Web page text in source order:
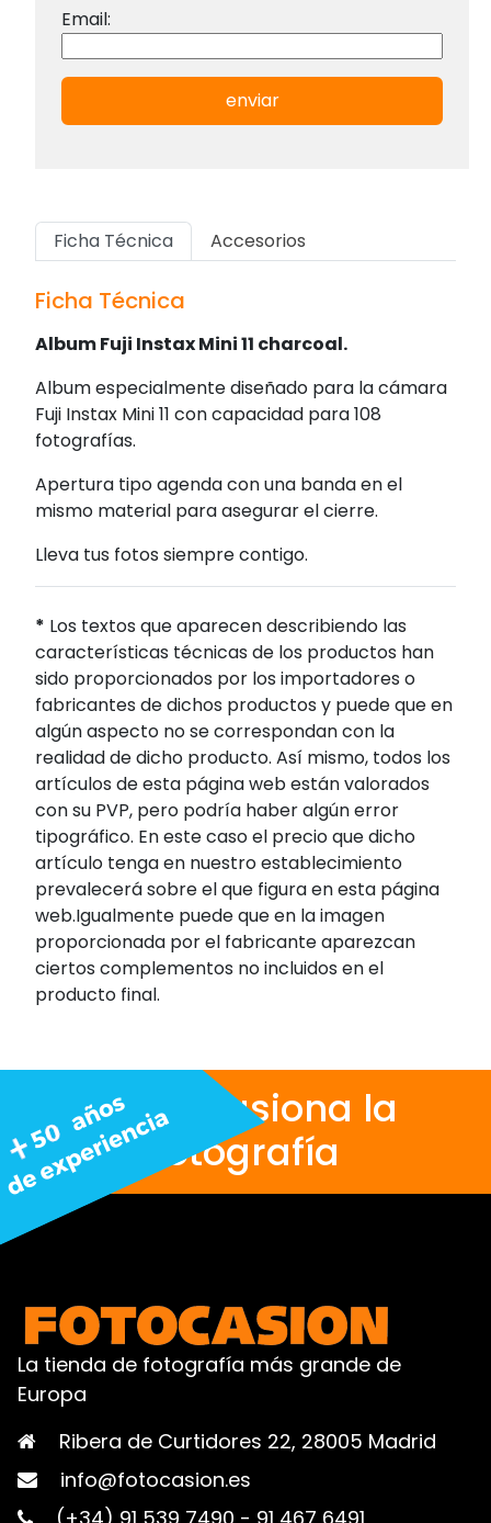
Email:
enviar
Ficha Técnica Accesorios
Ficha Técnica
Album Fuji Instax Mini 11 charcoal.
Album especialmente diseñado para la cámara
Fuji Instax Mini 11 con capacidad para 108
fotografías.
Apertura tipo agenda con una banda en el
mismo material para asegurar el cierre.
Lleva tus fotos siempre contigo.
* Los textos que aparecen describiendo las
características técnicas de los productos han
sido proporcionados por los importadores o
fabricantes de dichos productos y puede que en
algún aspecto no se correspondan con la
realidad de dicho producto. Así mismo, todos los
artículos de esta página web están valorados
con su PVP, pero podría haber algún error
tipográfico. En este caso el precio que dicho
artículo tenga en nuestro establecimiento
prevalecerá sobre el que figura en esta página
web.Igualmente puede que en la imagen
proporcionada por el fabricante aparezcan
ciertos complementos no incluidos en el
producto final.
Nos apasiona la
fotografía
La tienda de fotografía más grande de
Europa
Ribera de Curtidores 22, 28005 Madrid
info@fotocasion.es